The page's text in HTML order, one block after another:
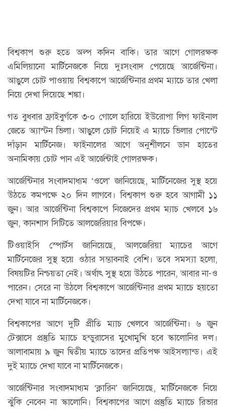
বিশ্বকাপ শুরু হতে অল্প কদিন বাকি। তার আগে গোলরক্ষক
এমিলিয়ানো মার্টিনেজকে নিয়ে দুঃসংবাদ পেয়েছে আর্জেন্টিনা।
আঙুলে চোট পাওয়ায় বিশ্বকাপে আর্জেন্টিনার প্রথম ম্যাচে তার খেলা
নিয়ে দেখা দিয়েছে শঙ্কা।
গত বুধবার ফ্রাইবুর্গকে ৩-০ গোলে হারিয়ে ইউরোপা লিগ ফাইনাল
জেতে অ্যাস্টন ভিলা। আঙুলে চোট নিয়েই এ ম্যাচে ভিলার পোস্টে
দাঁড়ান মার্টিনেজ। ফাইনালের আগে অনুশীলনে ডান হাতের
অনামিকায় চোট পান এই আর্জেন্টাই গোলরক্ষক।
আর্জেন্টিনার সংবাদমাধ্যম ‘ওলে’ জানিয়েছে, মার্টিনেজের সুস্থ হয়ে
উঠতে কমপক্ষে ২০ দিন লাগবে। বিশ্বকাপ শুরু হবে আগামী ১১
জুন। আর আর্জেন্টিনা বিশ্বকাপে নিজেদের প্রথম ম্যাচ খেলবে ১৬
জুন, কানশাস সিটিতে আলজেরিয়ার বিপক্ষে।
টিওয়াইসি স্পোর্টস জানিয়েছে, আলজেরিয়া ম্যাচের আগে
মার্টিনেজের সুস্থ হয়ে ওঠার সম্ভাবনাই বেশি। তবে সমস্যা হলো,
বিষয়টির নিশ্চয়তা নেই। অর্থাৎ সুস্থ হয়ে উঠতে পারেন, আবার না-ও
পারেন। সেরে না উঠলে বিশ্বকাপে আর্জেন্টিনার প্রথম ম্যাচে হয়তো
দেখা যাবে না মার্টিনেজকে।
বিশ্বকাপের আগে দুটি প্রীতি ম্যাচ খেলবে আর্জেন্টিনা। ৬ জুন
টেক্সাসে প্রস্তুতি ম্যাচে হন্ডুরাসের মুখোমুখি হবে স্কালোনির দল।
আলাবামায় ৯ জুন দ্বিতীয় ম্যাচে তাদের প্রতিপক্ষ আইসল্যান্ড। এই
দুই ম্যাচে দেখা যাবে না মার্টিনেজকে।
আর্জেন্টিনার সংবাদমাধ্যম ‘ক্লারিন’ জানিয়েছে, মার্টিনেজকে নিয়ে
ঝুঁকি নেবেন না স্কালোনি। বিশ্বকাপের আগে প্রস্তুতি ম্যাচে রিভার